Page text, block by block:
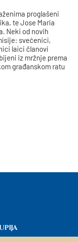
proglašeni
te Jose Maria
Neki od novih
svećenici,
laici članovi
iz mržnje prema
građanskom ratu